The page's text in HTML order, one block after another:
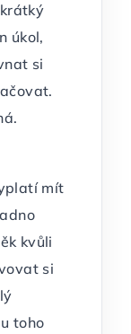
úkol,
si
mít
kvůli
si
toho